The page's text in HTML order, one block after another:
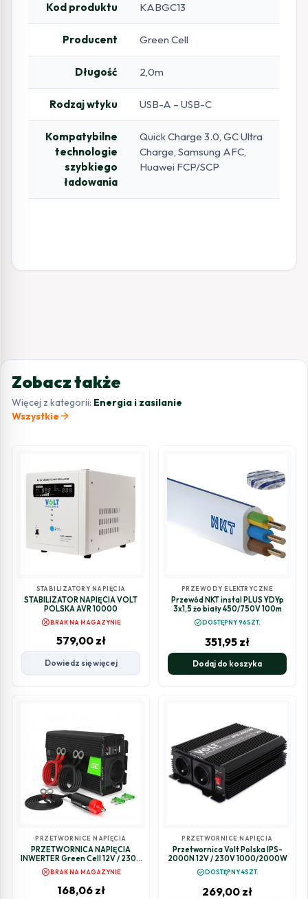
Kod produktu KABGC13
Producent Green Cell
Długość 2,0m
Rodzaj wtyku USB-A – USB-C
Kompatybilne
technologie
szybkiego
ładowania
Quick Charge 3.0, GC Ultra
Charge, Samsung AFC,
Huawei FCP/SCP
Zobacz także
Więcej z kategorii: Energia i zasilanie
Wszystkie arrow_forward
STABILIZATORY NAPIĘCIA
STABILIZATOR NAPIĘCIA VOLT
POLSKA AVR 10000
cancelBRAK NA MAGAZYNIE
579,00 zł
Dowiedz się więcej
PRZEWODY ELEKTRYCZNE
Przewód NKT instal PLUS YDYp
3x1,5 żo biały 450/750V 100m
check_circleDOSTĘPNY 96SZT.
351,95 zł
Dodaj do koszyka
PRZETWORNICE NAPIĘCIA
PRZETWORNICA NAPIĘCIA
INWERTER Green Cell 12V / 230V
300W/600W CZYSTA
SINUSOIDA INV05DE
cancelBRAK NA MAGAZYNIE
168,06 zł
PRZETWORNICE NAPIĘCIA
Przetwornica Volt Polska IPS-
2000N 12V / 230V 1000/2000W
check_circleDOSTĘPNY 4SZT.
269,00 zł